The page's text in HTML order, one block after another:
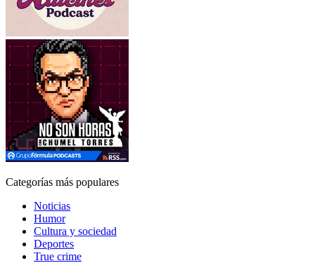
Categorías más populares
Noticias
Humor
Cultura y sociedad
Deportes
True crime